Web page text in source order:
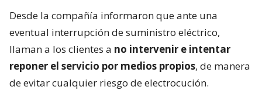
Desde la compañía informaron que ante una
eventual interrupción de suministro eléctrico,
llaman a los clientes a no intervenir e intentar
reponer el servicio por medios propios, de manera
de evitar cualquier riesgo de electrocución.